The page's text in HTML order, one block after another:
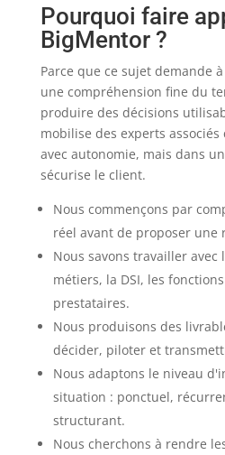
Pourquoi faire
BigMentor ?
Parce que ce sujet demande
une compréhension fine du
produire des décisions
mobilise des experts
avec autonomie, mais dans
sécurise le client.
Nous commençons par
réel avant de proposer une
Nous savons travailler avec
métiers, la DSI, les
prestataires.
Nous produisons des
décider, piloter et
Nous adaptons le niveau
situation : ponctuel,
structurant.
Nous cherchons à rendre